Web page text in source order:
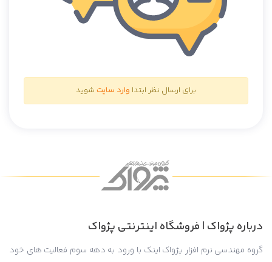
برای ارسال نظر ابتدا وارد سایت شوید
درباره پژواک | فروشگاه اینترنتی پژواک
گروه مهندسی نرم افزار پژواک اینک با ورود به دهه سوم فعالیت های خود